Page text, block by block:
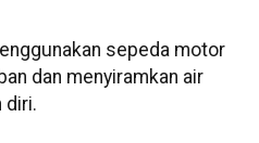
sepeda motor
dan menyiramkan air
diri.